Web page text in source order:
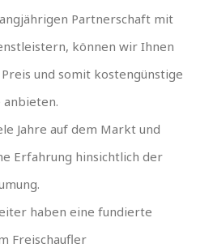
Partnerschaft mit
können wir Ihnen
und somit kostengünstige
Jahre auf dem Markt und
Erfahrung hinsichtlich der
haben eine fundierte
Freischaufler